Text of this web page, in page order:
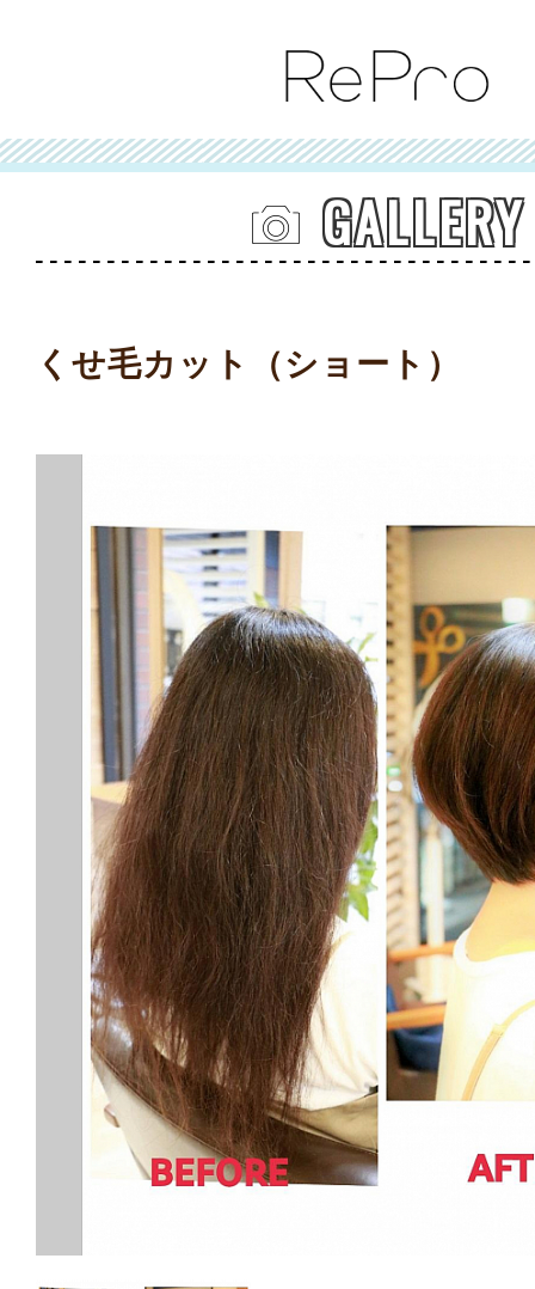
GALLERY
くせ毛カット（ショート）